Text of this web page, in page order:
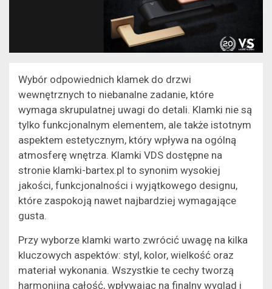
Wybór odpowiednich klamek do drzwi
wewnętrznych to niebanalne zadanie, które
wymaga skrupulatnej uwagi do detali. Klamki nie są
tylko funkcjonalnym elementem, ale także istotnym
aspektem estetycznym, który wpływa na ogólną
atmosferę wnętrza. Klamki VDS dostępne na
stronie klamki-bartex.pl to synonim wysokiej
jakości, funkcjonalności i wyjątkowego designu,
które zaspokoją nawet najbardziej wymagające
gusta.
Przy wyborze klamki warto zwrócić uwagę na kilka
kluczowych aspektów: styl, kolor, wielkość oraz
materiał wykonania. Wszystkie te cechy tworzą
harmonijną całość, wpływając na finalny wygląd i